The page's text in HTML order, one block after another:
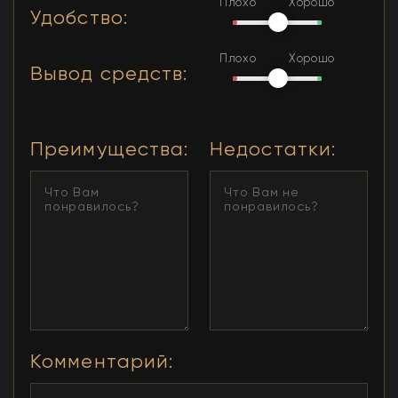
Удобство:
Вывод средств:
Плохо Хорошо
Преимущества: Недостатки:
Комментарий: